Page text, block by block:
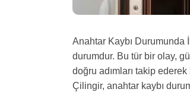
Anahtar Kaybı Durumunda
durumdur. Bu tür bir olay,
doğru adımları takip
Çilingir, anahtar kaybı